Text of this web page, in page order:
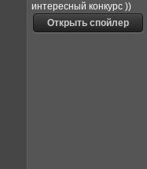
интересный конкурс ))